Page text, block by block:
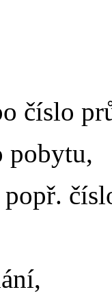
číslo
pobytu,